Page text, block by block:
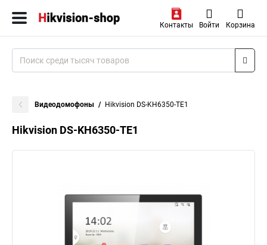
Контакты Войти Корзина
Видеодомофоны Hikvision DS-KH6350-TE1
Hikvision DS-KH6350-TE1